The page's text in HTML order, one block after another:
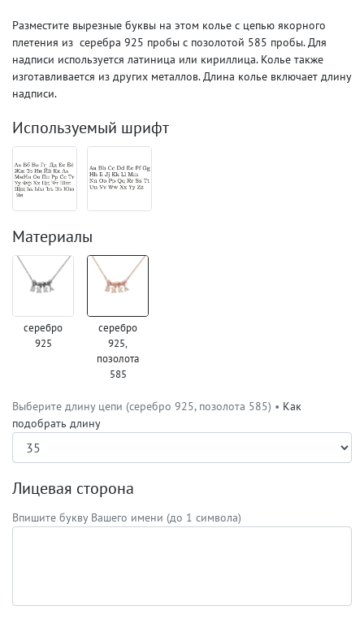
Разместите вырезные буквы на этом колье с цепью якорного
плетения из серебра 925 пробы с позолотой 585 пробы. Для
надписи используется латиница или кириллица. Колье также
изготавливается из других металлов. Длина колье включает длину
надписи.
Используемый шрифт
Материалы
серебро
925
серебро
925,
позолота
585
Выберите длину цепи (серебро 925, позолота 585) • Как
подобрать длину
Лицевая сторона
Впишите букву Вашего имени (до 1 символа)